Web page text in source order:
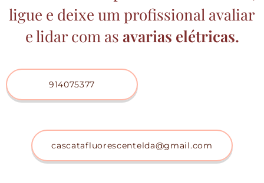
ligue e deixe um profissional avaliar
e lidar com as avarias elétricas.
914075377
cascatafluorescentelda@gmail.com